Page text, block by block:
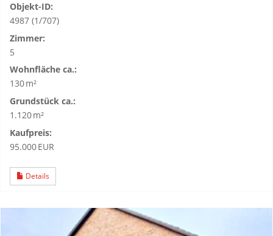
Objekt-ID:
4987 (1/707)
Zimmer:
5
Wohnfläche ca.:
130 m²
Grund­stück ca.:
1.120 m²
Kaufpreis:
95.000 EUR
Details